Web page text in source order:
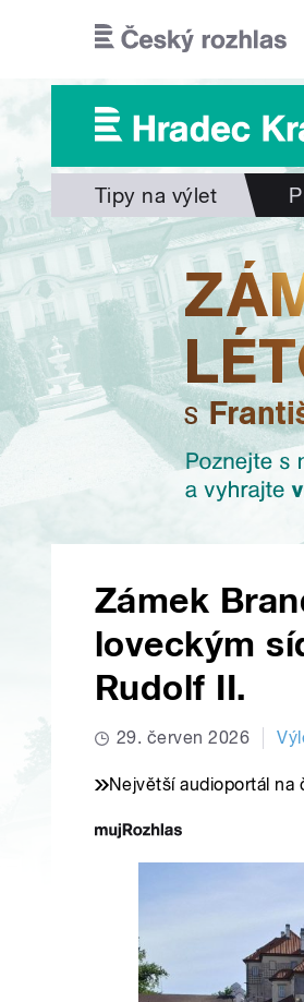
Tipy na výlet
Zámek
loveckým
Rudolf II.
29. červen 2026
Největší audioportál na